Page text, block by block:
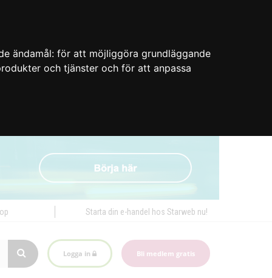
ändamål: för att möjliggöra grundläggande
och tjänster och för att anpassa
Starta din e-handel hos Starweb nu!
Logga in Bli medlem gratis